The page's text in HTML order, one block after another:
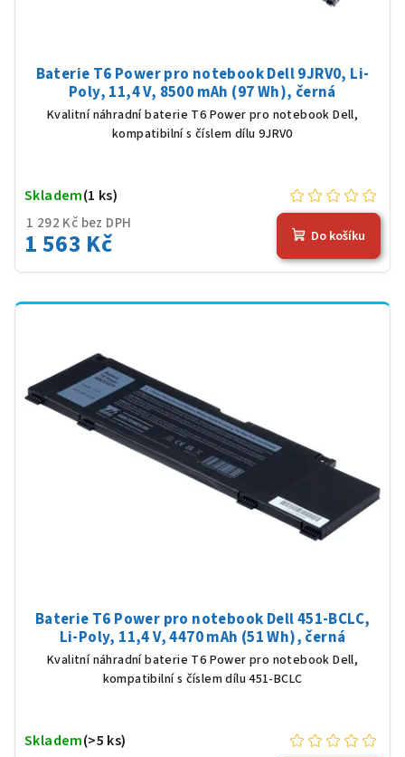
Baterie T6 Power pro notebook Dell 9JRV0, Li-
Poly, 11,4 V, 8500 mAh (97 Wh), černá
Kvalitní náhradní baterie T6 Power pro notebook Dell,
kompatibilní s číslem dílu 9JRV0
1 292 Kč bez DPH
1 563 Kč
Skladem(1 ks)
Do košíku
Baterie T6 Power pro notebook Dell 451-BCLC,
Li-Poly, 11,4 V, 4470 mAh (51 Wh), černá
Kvalitní náhradní baterie T6 Power pro notebook Dell,
kompatibilní s číslem dílu 451-BCLC
Skladem(>5 ks)